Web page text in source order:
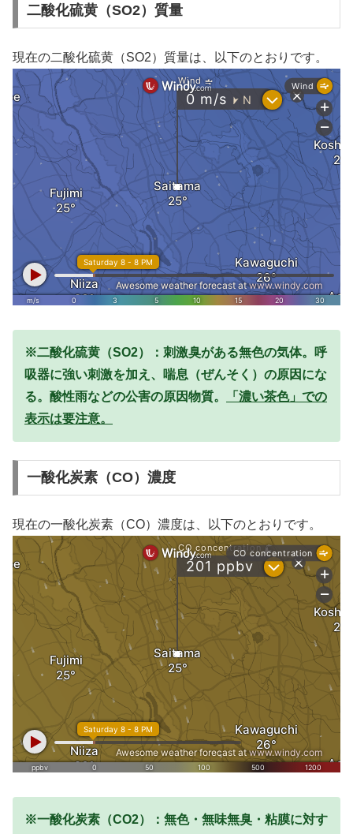
二酸化硫黄（SO2）質量
現在の二酸化硫黄（SO2）質量は、以下のとおりです。
※二酸化硫黄（SO2）：刺激臭がある無色の気体。呼
吸器に強い刺激を加え、喘息（ぜんそく）の原因にな
る。酸性雨などの公害の原因物質。
「濃い茶色」での
表示は要注意。
一酸化炭素（CO）濃度
現在の一酸化炭素（CO）濃度は、以下のとおりです。
※一酸化炭素（CO2）：無色・無味無臭・粘膜に対す